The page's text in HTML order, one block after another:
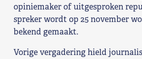
Contact
opiniemaker of uitgesproken
spreker wordt op 25 november
bekend gemaakt.
Vorige vergadering hield